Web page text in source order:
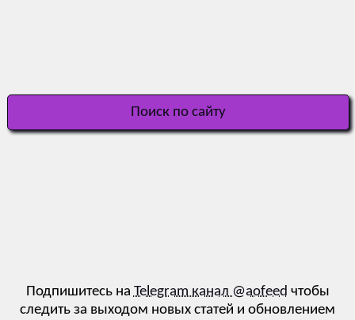
Поиск по сайту
Подпишитесь наTelegram канал @aofeed чтобы
следить за выходом новых статей и обновлением